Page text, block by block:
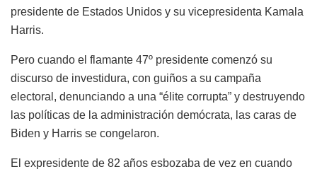
presidente de Estados Unidos y su vicepresidenta Kamala
Harris.
Pero cuando el flamante 47º presidente comenzó su
discurso de investidura, con guiños a su campaña
electoral, denunciando a una “élite corrupta” y destruyendo
las políticas de la administración demócrata, las caras de
Biden y Harris se congelaron.
El expresidente de 82 años esbozaba de vez en cuando